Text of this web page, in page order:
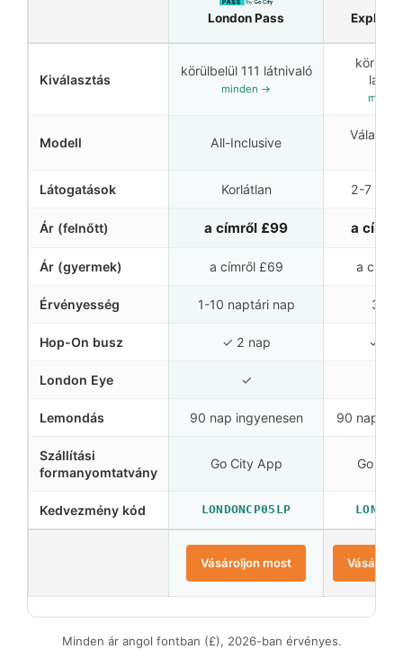
London Pass
Kiválasztás
körülbelül 111 látnivaló
minden →
Modell All-Inclusive
Látogatások Korlátlan 2-7
Ár (felnőtt) a címről £99 a
Ár (gyermek) a címről £69 a
Érvényesség 1-10 naptári nap 30
Hop-On busz ✓ 2 nap ✓ 2
London Eye ✓
Lemondás 90 nap ingyenesen 90 nap
Szállítási
formanyomtatvány
Go City App Go
Kedvezmény kód LONDONCP05LP
Vásároljon most
Minden ár angol fontban (£), 2026-ban érvényes.